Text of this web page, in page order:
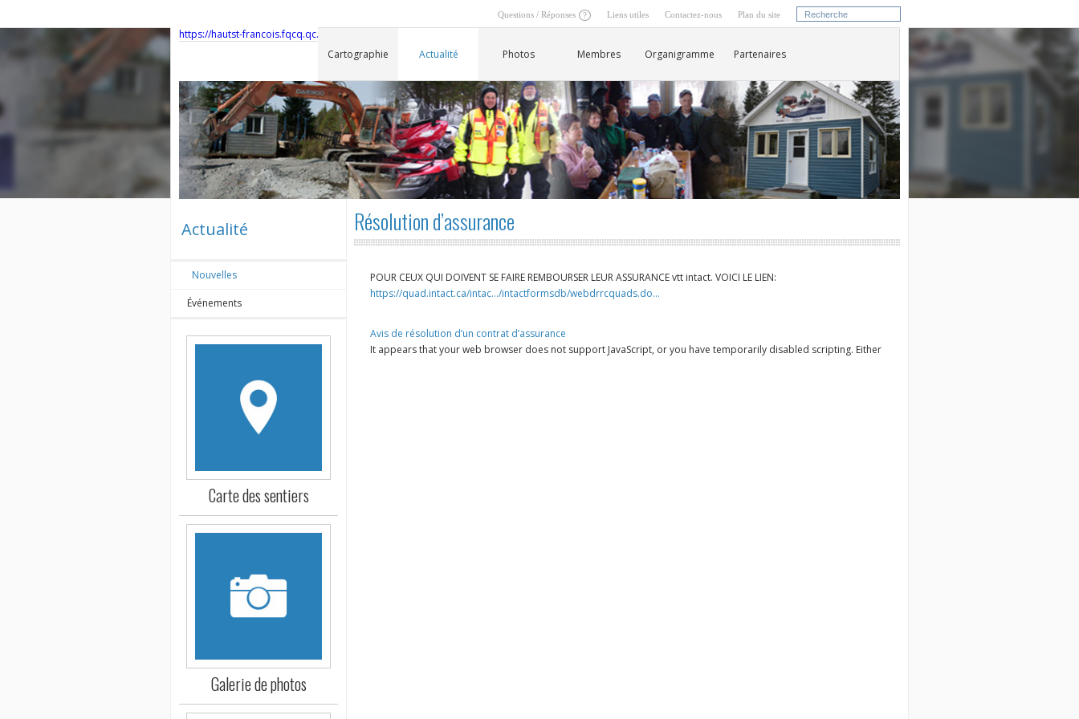
Questions / Réponses Liens utiles Contactez-nous Plan du site
https://hautst-francois.fqcq.qc.ca/assets/nouveau-logo-pour-panneaux-sur-relais626-3.jpg/>
Cartographie
Actualité Photos Membres Organigramme Partenaires
Résolution d’assurance
POUR CEUX QUI DOIVENT SE FAIRE REMBOURSER LEUR ASSURANCE vtt intact. VOICI LE LIEN:
https://quad.intact.ca/intac…/intactformsdb/webdrrcquads.do…
Avis de résolution d’un contrat d’assurance
It appears that your web browser does not support JavaScript, or you have temporarily disabled scripting. Either
Actualité
Nouvelles
Événements
Carte des sentiers
Galerie de photos